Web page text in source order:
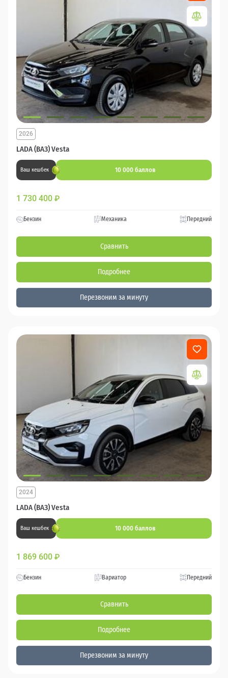
LADA (ВАЗ) Vesta
2026
Ваш кешбек 10 000 баллов
1 730 400 ₽
Бензин Механика Передний
Сравнить
Подробнее
Перезвоним за минуту
LADA (ВАЗ) Vesta
2024
Ваш кешбек 10 000 баллов
1 869 600 ₽
Бензин Вариатор Передний
Сравнить
Подробнее
Перезвоним за минуту